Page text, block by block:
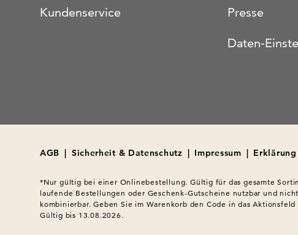
Kundenservice Presse
Daten-
AGB | Sicherheit & Datenschutz | Impressum |
*Nur gültig bei einer Onlinebestellung. Gültig für das gesamte
laufende Bestellungen oder Geschenk-Gutscheine nutzbar und
kombinierbar. Geben Sie im Warenkorb den Code in das
Gültig bis 13.08.2026.